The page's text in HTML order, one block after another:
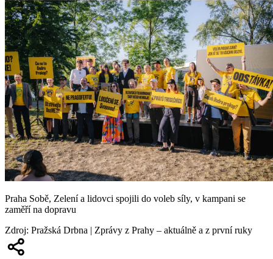
Praha Sobě, Zelení a lidovci spojili do voleb síly, v kampani se
zaměří na dopravu
Zdroj: Pražská Drbna | Zprávy z Prahy – aktuálně a z první ruky